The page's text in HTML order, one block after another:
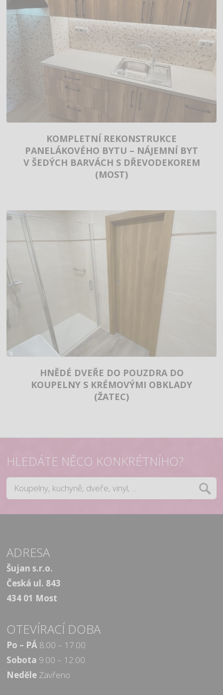
KOMPLETNÍ REKONSTRUKCE
PANELÁKOVÉHO BYTU – NÁJEMNÍ BYT
V ŠEDÝCH BARVÁCH S DŘEVODEKOREM
(MOST)
HNĚDÉ DVEŘE DO POUZDRA DO
KOUPELNY S KRÉMOVÝMI OBKLADY
(ŽATEC)
HLEDÁTE NĚCO KONKRÉTNÍHO?
ADRESA
Šujan s.r.o.
Česká ul. 843
434 01 Most
OTEVÍRACÍ DOBA
Po – PÁ 8.00 – 17.00
Sobota 9.00 – 12.00
Neděle Zavřeno